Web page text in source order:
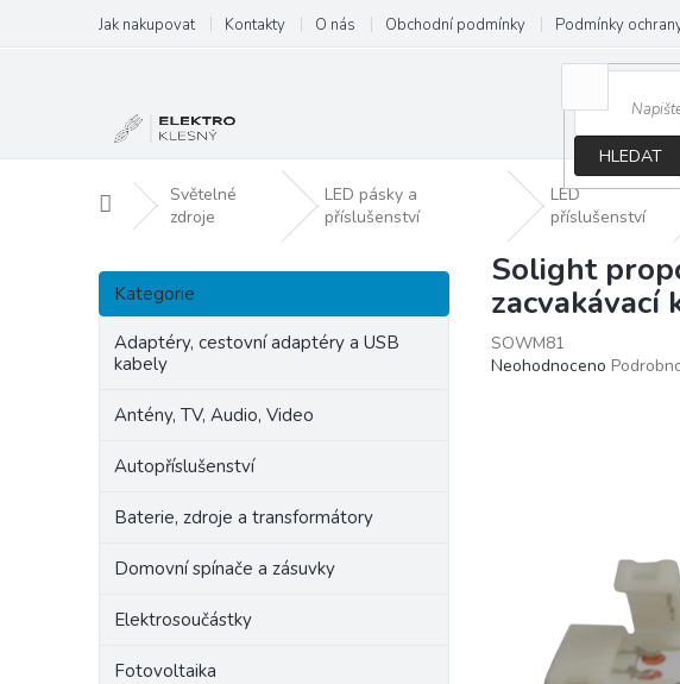
obsah
Jak nakupovat Kontakty O nás Obchodní podmínky Podmínky
HLEDAT
Domů Světelné
zdroje
LED pásky a
příslušenství
LED
příslušenství
P
s
Přeskočit
kategorie
Kategorie
Adaptéry, cestovní adaptéry a USB
kabely
Antény, TV, Audio, Video
Autopříslušenství
Baterie, zdroje a transformátory
Domovní spínače a zásuvky
Elektrosoučástky
Fotovoltaika
Solight
zacvakávací
SOWM81
Průměrné
Neohodnoceno